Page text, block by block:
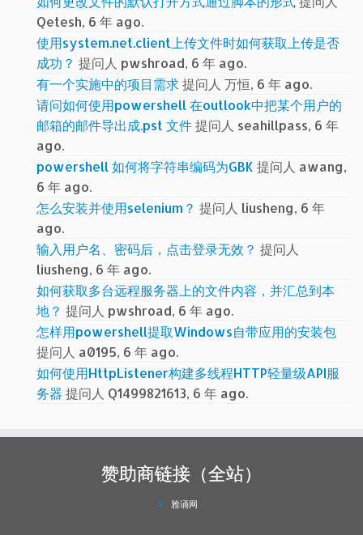
Qetesh, 6 年 ago.
使用system.net.client上传文件时如何获取上传是否
成功？ 提问人 pwshroad, 6 年 ago.
有一个实施中的项目需求提问人 万恒, 6 年 ago.
请问如何使用powershell 在outlook中把某个用户的
邮箱的邮件导出成.pst 文件提问人 seahillpass, 6 年
ago.
powershell 如何将字符串编码为GBK 提问人 awang,
6 年 ago.
怎么安装并使用selenium？ 提问人 liusheng, 6 年
ago.
输入用户名、密码后，点击登录无效？ 提问人
liusheng, 6 年 ago.
如何获取多台远程服务器上的文件内容，并汇总到本
地？ 提问人 pwshroad, 6 年 ago.
怎样用powershell提取Windows自带应用的安装包
提问人 a0195, 6 年 ago.
如何使用HttpListener构建多线程HTTP轻量级API服
务器 提问人 Q1499821613, 6 年 ago.
赞助商链接（全站）
雅诵网